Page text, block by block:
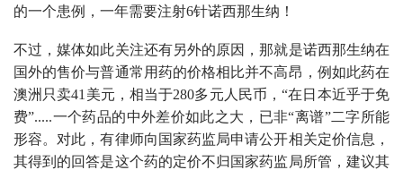
的一个患例，一年需要注射6针诺西那生纳！
不过，媒体如此关注还有另外的原因，那就是诺西那生纳在
国外的售价与普通常用药的价格相比并不高昂，例如此药在
澳洲只卖41美元，相当于280多元人民币，“在日本近乎于免
费”.....一个药品的中外差价如此之大，已非“离谱”二字所能
形容。对此，有律师向国家药监局申请公开相关定价信息，
其得到的回答是这个药的定价不归国家药监局所管，建议其